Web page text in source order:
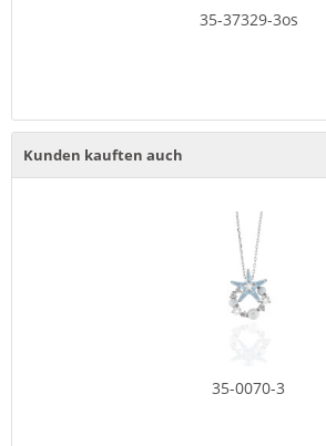
35-37329-3os
Kunden kauften auch
35-0070-3